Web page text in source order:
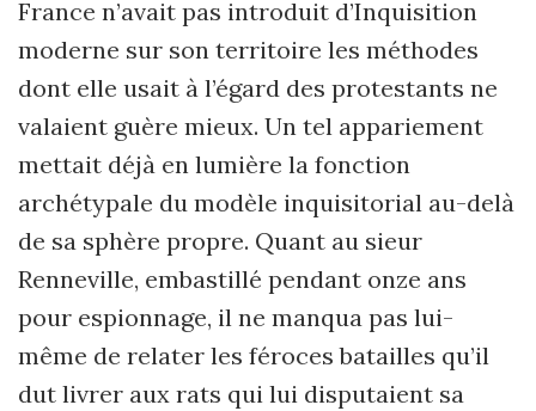
France n’avait pas introduit d’Inquisition
moderne sur son territoire les méthodes
dont elle usait à l’égard des protestants ne
valaient guère mieux. Un tel appariement
mettait déjà en lumière la fonction
archétypale du modèle inquisitorial au-delà
de sa sphère propre. Quant au sieur
Renneville, embastillé pendant onze ans
pour espionnage, il ne manqua pas lui-
même de relater les féroces batailles qu’il
dut livrer aux rats qui lui disputaient sa